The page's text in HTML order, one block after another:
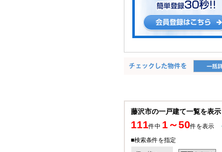
藤沢市の一戸建て一覧を表
111件中 1～50件を表示
■検索条件を指定